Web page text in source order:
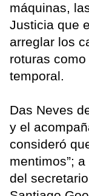
máquinas,
Justicia que
arreglar los
roturas
temporal.
Das Neves
y el
consideró
mentimos”;
del